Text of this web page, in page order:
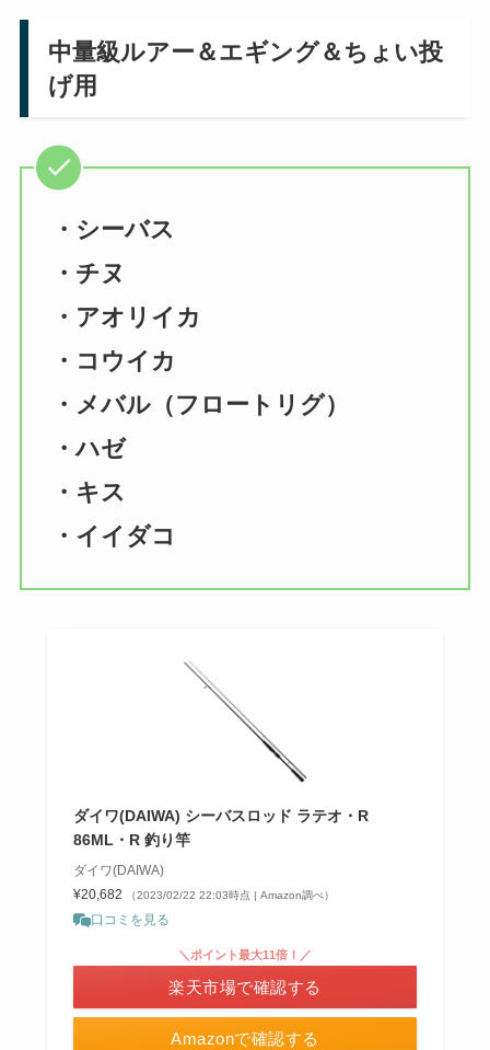
中量級ルアー＆エギング＆ちょい投
げ用
・シーバス
・チヌ
・アオリイカ
・コウイカ
・メバル（フロートリグ）
・ハゼ
・キス
・イイダコ
ダイワ(DAIWA) シーバスロッド ラテオ・R
86ML・R 釣り竿
ダイワ(DAIWA)
¥20,682
（2023/02/22 22:03時点 | Amazon調べ）
口コミを見る
Amazonで確認する
＼ポイント最大11倍！／
楽天市場で確認する